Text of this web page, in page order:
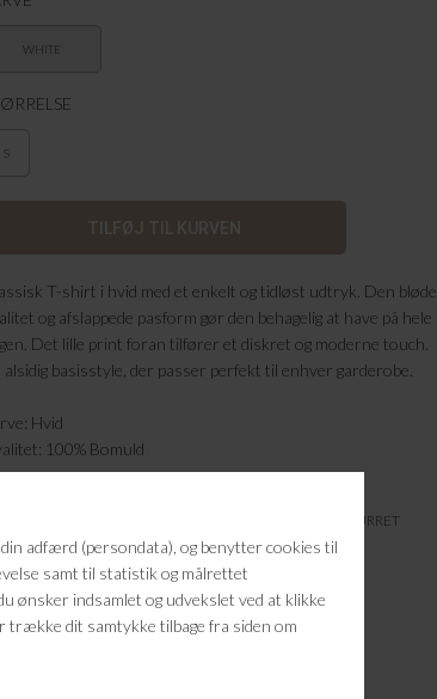
WHITE
S
T-shirt i hvid med et enkelt og tidløst udtryk. Den bløde
og afslappede pasform gør den behagelig at have på hele
Det lille print foran tilfører et diskret og moderne touch.
alsidig basisstyle, der passer perfekt til enhver garderobe.
Hvid
100% Bomuld
14 DAGES RETURRET